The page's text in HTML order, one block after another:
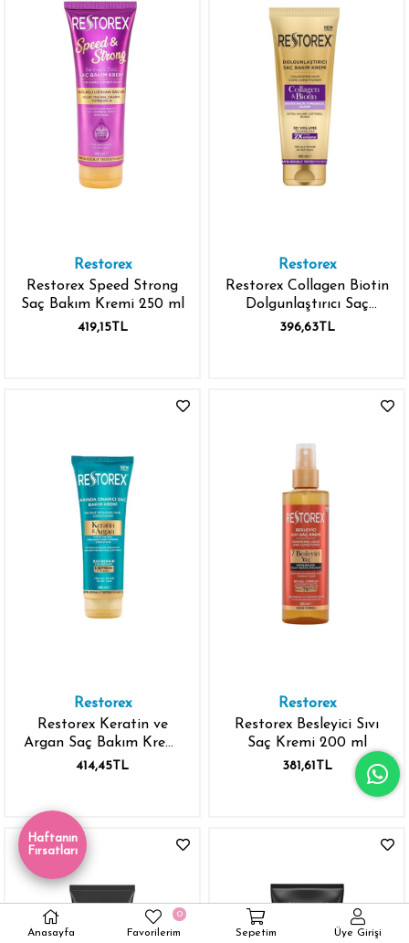
Restorex
Restorex Speed Strong
Saç Bakım Kremi 250 ml
419,15TL
Restorex
Restorex Collagen Biotin
Dolgunlaştırıcı Saç
Bakım Kremi 250 ml
396,63TL
Restorex
Restorex Keratin ve
Argan Saç Bakım Kremi
250 ml
414,45TL
Restorex
Restorex Besleyici Sıvı
Saç Kremi 200 ml
381,61TL
Haftanın
Fırsatları
Anasayfa Favorilerim
0
Sepetim Üye Girişi